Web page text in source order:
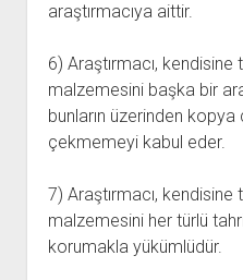
araştırmacıya aittir.
6) Araştırmacı,
malzemesini başka bir
bunların üzerinden
çekmemeyi kabul eder.
7) Araştırmacı,
malzemesini her türlü
korumakla yükümlüdür.